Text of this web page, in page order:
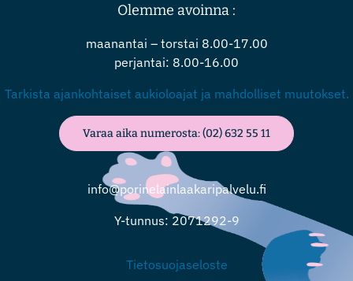
Olemme avoinna :
maanantai – torstai 8.00-17.00
perjantai: 8.00-16.00
Tarkista ajankohtaiset aukioloajat ja mahdolliset muutokset.
Varaa aika numerosta: (02) 632 55 11
info@porinelainlaakaripalvelu.fi
Y-tunnus: 2071292-9
Tietosuojaseloste